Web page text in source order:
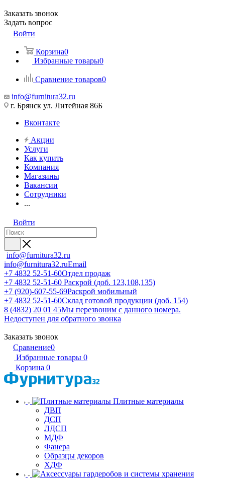
Заказать звонок
Задать вопрос
Войти
Корзина0
Избранные товары0
Сравнение товаров0
info@furnitura32.ru
г. Брянск ул. Литейная 86Б
Вконтакте
Акции
Услуги
Как купить
Компания
Магазины
Вакансии
Сотрудники
...
Войти
info@furnitura32.ru
info@furnitura32.ruEmail
+7 4832 52-51-60Отдел продаж
+7 4832 52-51-60 Раскрой (доб. 123,108,135)
+7 (920)-607-55-69Раскрой мобильный
+7 4832 52-51-60Склад готовой продукции (доб. 154)
8 (4832) 20 01 45Мы перезвоним с данного номера.
Недоступен для обратного звонка
Заказать звонок
Сравнение0
Избранные товары 0
Корзина 0
Плитные материалы
ДВП
ДСП
ЛДСП
МДФ
Фанера
Образцы декоров
ХДФ